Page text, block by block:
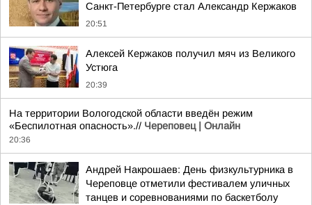
Санкт-Петербурге стал Александр Кержаков
20:51
Алексей Кержаков получил мяч из Великого
Устюга
20:39
На территории Вологодской области введён режим
«Беспилотная опасность».// Череповец | Онлайн
20:36
Андрей Накрошаев: День физкультурника в
Череповце отметили фестивалем уличных
танцев и соревнованиями по баскетболу